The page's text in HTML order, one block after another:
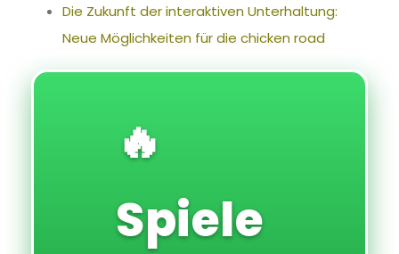
Die Zukunft der interaktiven Unterhaltung:
Neue Möglichkeiten für die chicken road
🔥
Spiele